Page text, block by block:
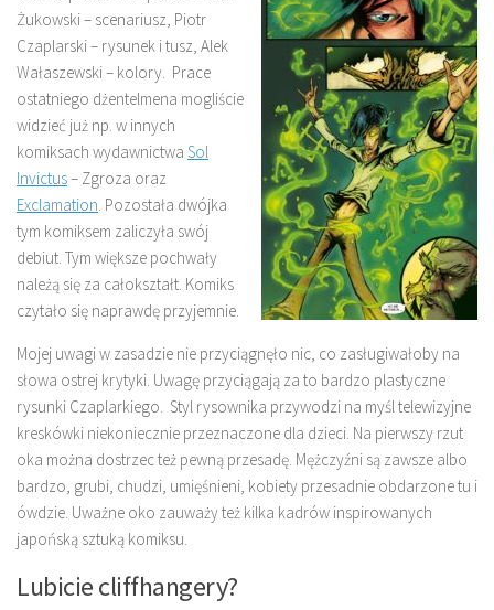
Żukowski – scenariusz, Piotr
Czaplarski – rysunek i tusz, Alek
Wałaszewski – kolory. Prace
ostatniego dżentelmena mogliście
widzieć już np. w innych
komiksach wydawnictwa Sol
Invictus– Zgroza oraz
Exclamation. Pozostała dwójka
tym komiksem zaliczyła swój
debiut. Tym większe pochwały
należą się za całokształt. Komiks
czytało się naprawdę przyjemnie.
Mojej uwagi w zasadzie nie przyciągnęło nic, co zasługiwałoby na
słowa ostrej krytyki. Uwagę przyciągają za to bardzo plastyczne
rysunki Czaplarkiego. Styl rysownika przywodzi na myśl telewizyjne
kreskówki niekoniecznie przeznaczone dla dzieci. Na pierwszy rzut
oka można dostrzec też pewną przesadę. Mężczyźni są zawsze albo
bardzo, grubi, chudzi, umięśnieni, kobiety przesadnie obdarzone tu i
ówdzie. Uważne oko zauważy też kilka kadrów inspirowanych
japońską sztuką komiksu.
Lubicie cliffhangery?